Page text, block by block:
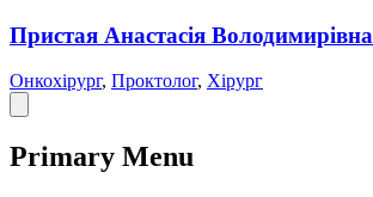
Пристая Анастасія Володимирівна
Онкохірург, Проктолог, Хірург
Primary Menu